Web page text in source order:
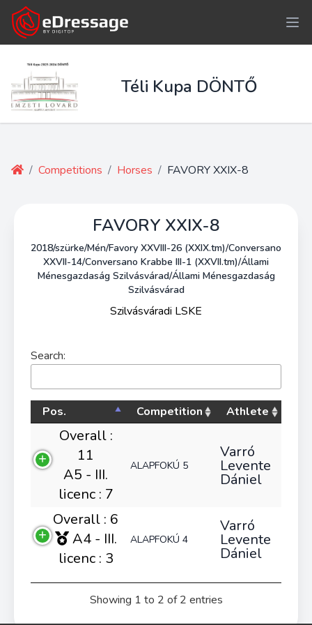
Téli Kupa DÖNTŐ
/ Competitions / Horses / FAVORY XXIX-8
FAVORY XXIX-8
2018/szürke/Mén/Favory XXVIII-26 (XXIX.tm)/Conversano
XXVII-14/Conversano Krabbe III-1 (XXVII.tm)/Állami
Ménesgazdaság Szilvásvárad/Állami Ménesgazdaság
Szilvásvárad
Szilvásváradi LSKE
Search:
Pos. Competition Athlete
Overall :
11
A5 - III.
licenc : 7
ALAPFOKÚ 5
Varró
Levente
Dániel
Overall : 6
A4 - III.
licenc : 3
ALAPFOKÚ 4
Varró
Levente
Dániel
Showing 1 to 2 of 2 entries